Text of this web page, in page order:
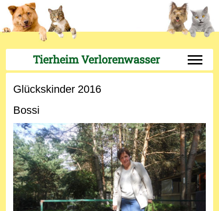
Tierheim Verlorenwasser Off-
Glückskinder 2016
Bossi